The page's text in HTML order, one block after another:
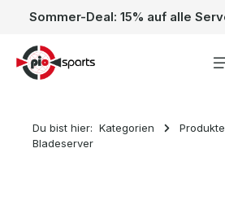
Zum Hauptinhalt springen
Du bist hier: Kategorien Produkte
Bladeserver